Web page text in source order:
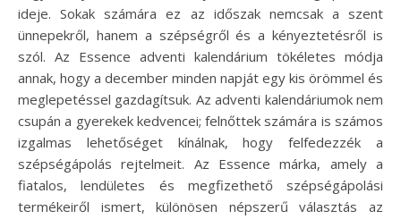
ideje. Sokak számára ez az időszak nemcsak a szent
ünnepekről, hanem a szépségről és a kényeztetésről is
szól. Az Essence adventi kalendárium tökéletes módja
annak, hogy a december minden napját egy kis örömmel és
meglepetéssel gazdagítsuk. Az adventi kalendáriumok nem
csupán a gyerekek kedvencei; felnőttek számára is számos
izgalmas lehetőséget kínálnak, hogy felfedezzék a
szépségápolás rejtelmeit. Az Essence márka, amely a
fiatalos, lendületes és megfizethető szépségápolási
termékeiről ismert, különösen népszerű választás az